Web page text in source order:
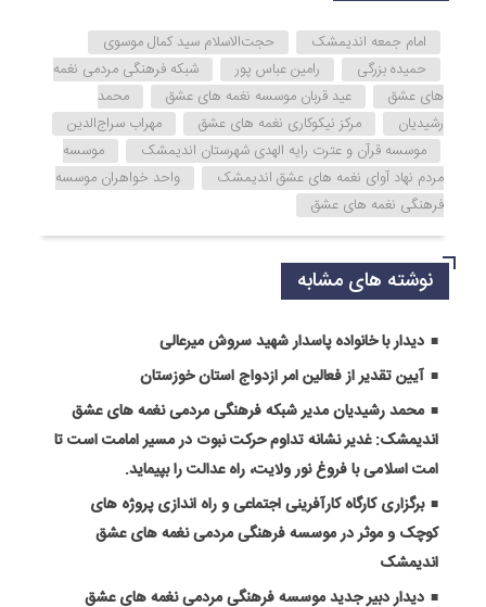
امام جمعه اندیمشک
حجت‌الاسلام سید کمال موسوی
حمیده بزرگی
رامین عباس پور
شبکه فرهنگی مردمی نغمه
های عشق
عید قربان موسسه نغمه های عشق
محمد
رشیدیان
مرکز نیکوکاری نغمه های عشق
مهراب سراج‌الدین
موسسه قرآن و عترت رایه الهدی شهرستان اندیمشک
موسسه
مردم نهاد آوای نغمه های عشق اندیمشک
واحد خواهران موسسه
فرهنگی نغمه های عشق
نوشته های مشابه
دیدار با خانواده پاسدار شهید سروش میرعالی
آیین تقدیر از فعالین امر ازدواج استان خوزستان
محمد رشیدیان مدیر شبکه فرهنگی مردمی نغمه های عشق
اندیمشک: غدیر نشانه تداوم حرکت نبوت در مسیر امامت است تا
امت اسلامی با فروغ نور ولایت، راه عدالت را بپیماید.
برگزاری کارگاه کارآفرینی اجتماعی و راه اندازی پروژه های
کوچک و موثر در موسسه فرهنگی مردمی نغمه های عشق
اندیمشک
دیدار دبیر جدید موسسه فرهنگی مردمی نغمه های عشق